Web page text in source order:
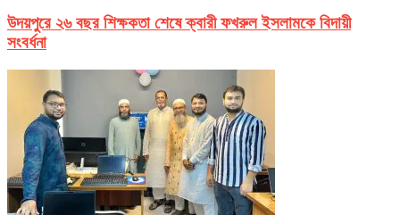
উদয়পুরে ২৬ বছর শিক্ষকতা শেষে ক্বারী ফখরুল ইসলামকে বিদায়ী
সংবর্ধনা